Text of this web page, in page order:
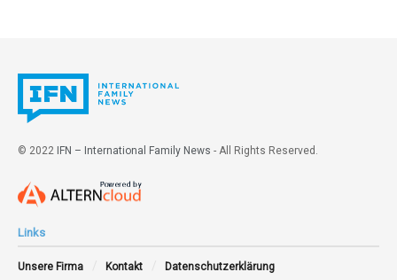
© 2022 IFN – International Family News - All Rights Reserved.
Links
Unsere Firma Kontakt Datenschutzerklärung